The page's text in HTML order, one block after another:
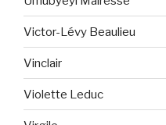
Victor-Lévy Beaulieu
Vinclair
Violette Leduc